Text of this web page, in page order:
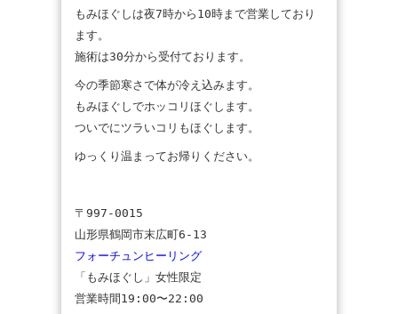
もみほぐしは夜7時から10時まで営業しており
ます。
施術は30分から受付ております。
今の季節寒さで体が冷え込みます。
もみほぐしでホッコリほぐします。
ついでにツラいコリもほぐします。
ゆっくり温まってお帰りください。
〒997-0015
山形県鶴岡市末広町6-13
フォーチュンヒーリング
「もみほぐし」女性限定
営業時間19:00〜22:00